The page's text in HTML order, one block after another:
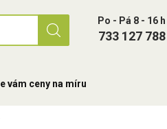
Po - Pá 8 - 16 h
733 127 788
vám ceny na míru